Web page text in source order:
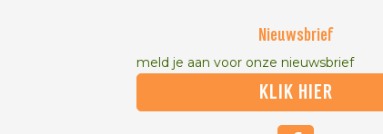
Nieuwsbrief
meld je aan voor onze nieuwsbrief
KLIK HIER